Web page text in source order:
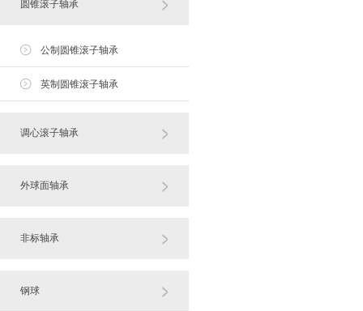
圆锥滚子轴承
公制圆锥滚子轴承
英制圆锥滚子轴承
调心滚子轴承
外球面轴承
非标轴承
钢球